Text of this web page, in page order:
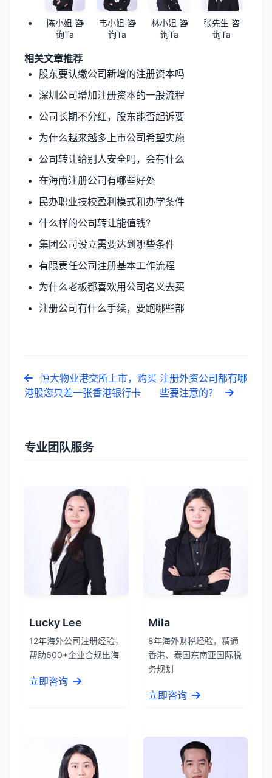
陈小姐 咨
询Ta
韦小姐 咨
询Ta
林小姐 咨
询Ta
张先生 咨
询Ta
相关文章推荐
股东要认缴公司新增的注册资本吗
深圳公司增加注册资本的一般流程
公司长期不分红，股东能否起诉要
为什么越来越多上市公司希望实施
公司转让给别人安全吗，会有什么
在海南注册公司有哪些好处
民办职业技校盈利模式和办学条件
什么样的公司转让能值钱?
集团公司设立需要达到哪些条件
有限责任公司注册基本工作流程
为什么老板都喜欢用公司名义去买
注册公司有什么手续，要跑哪些部
恒大物业港交所上市，购买
港股您只差一张香港银行卡
注册外资公司都有哪
些要注意的？
专业团队服务
Lucky Lee
12年海外公司注册经验，
帮助600+企业合规出海
立即咨询
Mila
8年海外财税经验，精通
香港、泰国东南亚国际税
务规划
立即咨询